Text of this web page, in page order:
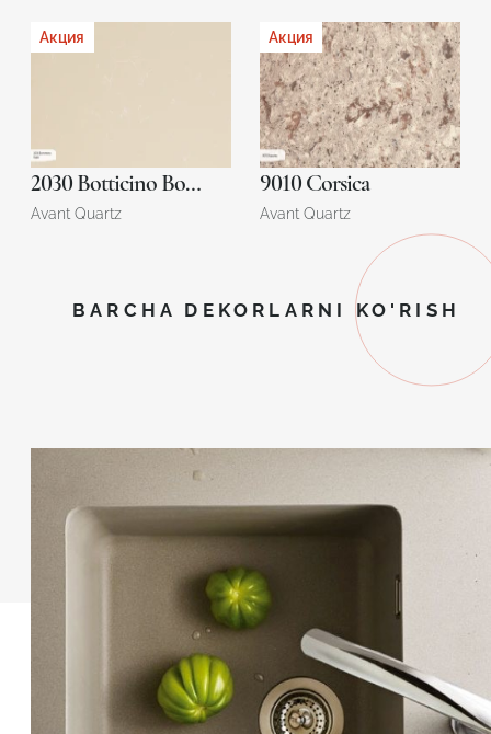
Акция
2030 Botticino Bourges
Avant Quartz
Акция
9010 Corsica
Avant Quartz
BARCHA DEKORLARNI KO'RISH